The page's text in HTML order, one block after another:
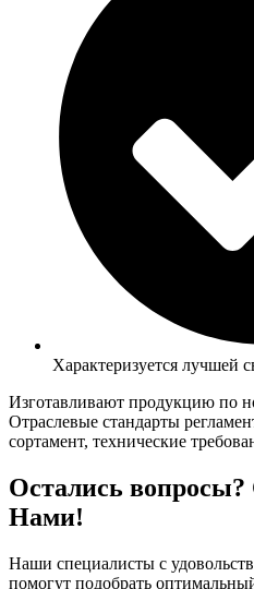
Характеризуется лучшей
Изготавливают продукцию по
Отраслевые стандарты
сортамент, технические
Остались вопросы?
Нами!
Наши специалисты с
помогут подобрать